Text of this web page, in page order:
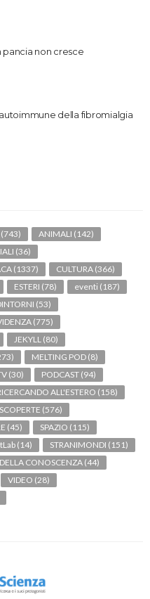
non cresce
della fibromialgia
(743) ANIMALI (142)
(36)
(1337) CULTURA (366)
ESTERI (78) eventi (187)
(53)
(775)
JEKYLL (80)
MELTING POD (8)
(30) PODCAST (94)
ALL'ESTERO (158)
SCOPERTE (576)
(45) SPAZIO (115)
(14) STRANIMONDI (151)
CONOSCENZA (44)
VIDEO (28)